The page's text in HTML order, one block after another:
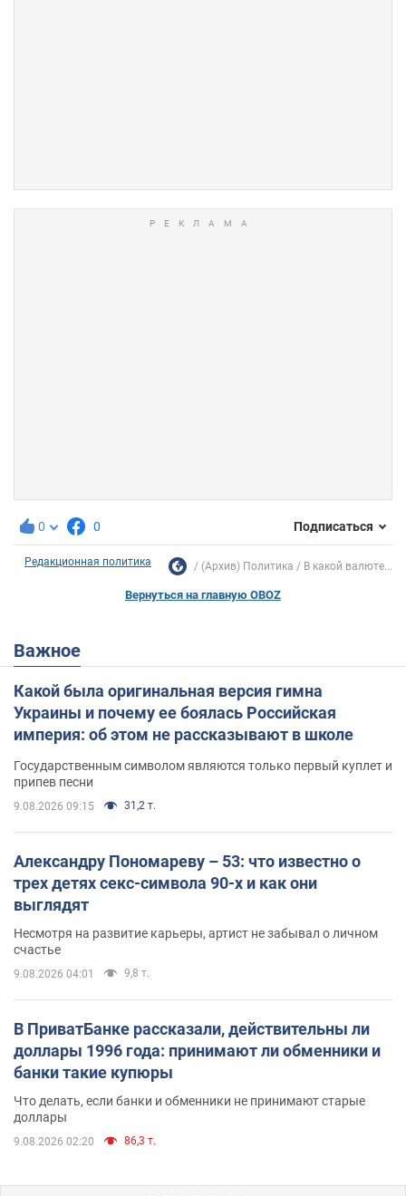
0 0 Подписаться
Редакционная политика (Архив) Политика В какой валюте...
Вернуться на главную OBOZ
Важное
Какой была оригинальная версия гимна
Украины и почему ее боялась Российская
империя: об этом не рассказывают в школе
Государственным символом являются только первый куплет и
припев песни
9.08.2026 09:15 31,2 т.
Александру Пономареву – 53: что известно о
трех детях секс-символа 90-х и как они
выглядят
Несмотря на развитие карьеры, артист не забывал о личном
счастье
9.08.2026 04:01 9,8 т.
В ПриватБанке рассказали, действительны ли
доллары 1996 года: принимают ли обменники и
банки такие купюры
Что делать, если банки и обменники не принимают старые
доллары
9.08.2026 02:20 86,3 т.